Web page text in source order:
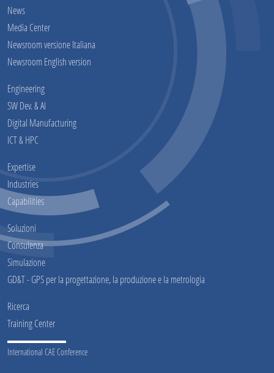
News
Media Center
Newsroom versione Italiana
Newsroom English version
Engineering
SW Dev. & AI
Digital Manufacturing
ICT & HPC
Expertise
Industries
Capabilities
Soluzioni
Consulenza
Simulazione
GD&T - GPS per la progettazione, la produzione e la metrologia
Ricerca
Training Center
International CAE Conference